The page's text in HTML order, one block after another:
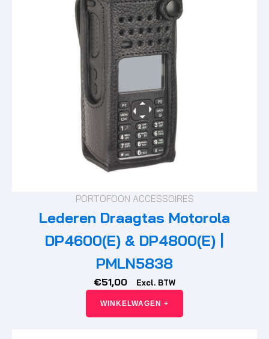
PORTOFOON ACCESSOIRES
Lederen Draagtas Motorola
DP4600(E) & DP4800(E) |
PMLN5838
€51,00 Excl. BTW
WINKELWAGEN +